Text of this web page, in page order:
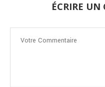
ÉCRIRE